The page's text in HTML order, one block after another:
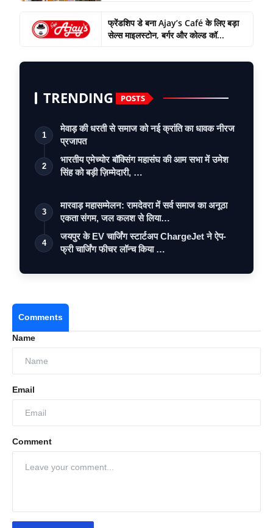
फ्रेंडशिप डे बना Ajay’s Café के लिए बड़ा
सेल्स माइलस्टोन, बर्गर और कोल्ड कॉ...
TRENDING POSTS
1
मेवाड़ की धरती से समाज को नई क्रांति का धावक नीरज
प्रजापत
2
भारतीय एमेच्योर बॉक्सिंग महासंघ की आम सभा में उमेश
सिंह को बड़ी ज़िम्मेदारी, …
3
मारवाड़ महासम्मेलन: रामदेवरा में सर्व समाज का अनूठा
एकता संगम, जल कलश से लिया…
4
जयपुर के EV चार्जिंग स्टार्टअप ChargeJet ने ऐप-
फ्री चार्जिंग फीचर लॉन्च किया …
Comments
Name
Email
Comment